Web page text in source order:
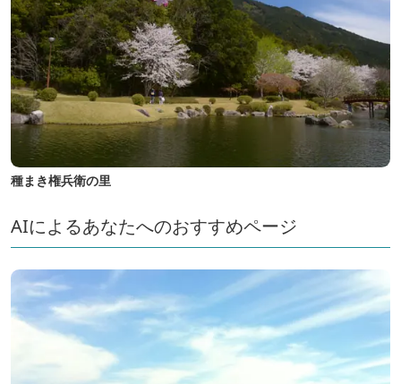
種まき権兵衛の里
AIによるあなたへのおすすめページ